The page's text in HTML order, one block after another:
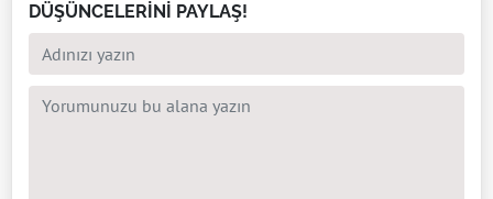
DÜŞÜNCELERİNİ PAYLAŞ!